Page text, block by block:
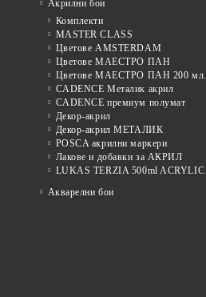
Акрилни бои
Комплекти
MASTER CLASS
Цветове AMSTERDAM
Цветове МАЕСТРО ПАН
Цветове МАЕСТРО ПАН 200 мл.
CADENCE Металик акрил
CADENCE премиум полумат
Декор-акрил
Декор-акрил МЕТАЛИК
POSCA акрилни маркери
Лакове и добавки за АКРИЛ
LUKAS TERZIA 500ml ACRYLIC
Акварелни бои